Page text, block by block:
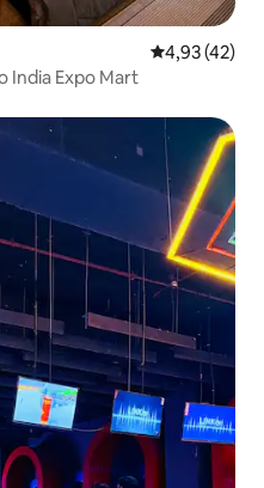
Classificação
4,93 (42)
India Expo Mart